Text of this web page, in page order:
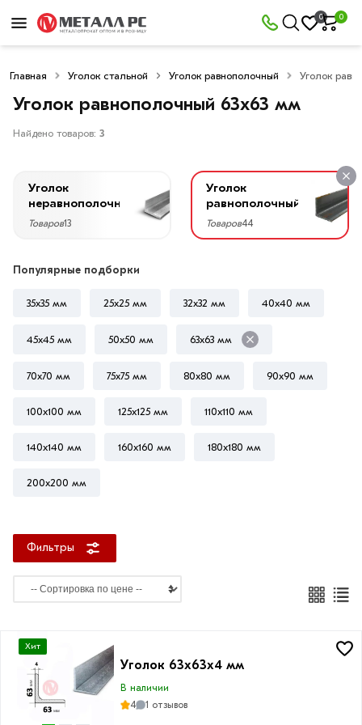
0 0
Главная Уголок стальной Уголок равнополочный Уголок
Уголок равнополочный 63х63 мм
Найдено товаров: 3
Уголок
неравнополочный
Товаров13
Уголок
равнополочный
Товаров44
Популярные подборки
35х35 мм 25х25 мм 32х32 мм 40х40 мм
45х45 мм 50х50 мм 63х63 мм
70х70 мм 75х75 мм 80х80 мм 90х90 мм
100х100 мм 125х125 мм 110х110 мм
140х140 мм 160х160 мм 180х180 мм
200х200 мм
Фильтры
Фильтры
×
Со
скидкой
руб.
—
Ширина
63
мм
Толщина
5
мм
6
мм
Хит
Уголок 63х63х4 мм
В наличии
4
1 отзывов